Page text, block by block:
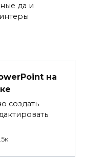
да и
на
создать